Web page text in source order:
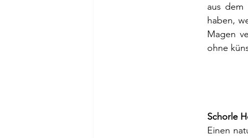
aus dem
haben,
Magen
ohne
Schorle
Einen